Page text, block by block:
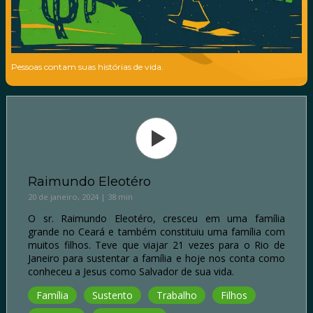
Pessoas contam suas histórias de vida.
Raimundo Eleotéro
20 de janeiro, 2024 | 38 min
O sr. Raimundo Eleotéro, cresceu em uma família
grande no Ceará e também constituiu uma família com
muitos filhos. Teve que viajar 21 vezes para o Rio de
Janeiro para sustentar a família e hoje nos conta como
conheceu a Jesus como Salvador de sua vida.
Família
Sustento Trabalho
Filhos